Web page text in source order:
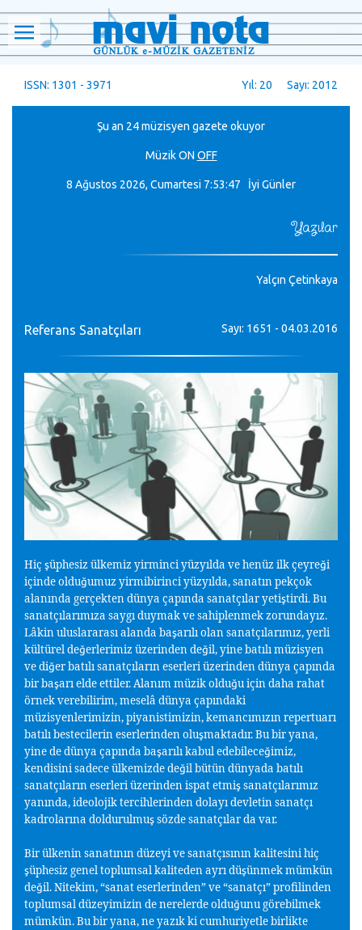
ISSN: 1301 - 3971 Yıl: 20 Sayı: 2012
Şu an 24 müzisyen gazete okuyor
MüzikON OFF
8 Ağustos 2026, Cumartesi 7:53:48 İyi Günler
Yazılar
Yalçın Çetinkaya
Referans Sanatçıları Sayı: 1651 - 04.03.2016
Hiç şüphesiz ülkemiz yirminci yüzyılda ve henüz ilk çeyreği
içinde olduğumuz yirmibirinci yüzyılda, sanatın pekçok
alanında gerçekten dünya çapında sanatçılar yetiştirdi. Bu
sanatçılarımıza saygı duymak ve sahiplenmek zorundayız.
Lâkin uluslararası alanda başarılı olan sanatçılarımız, yerli
kültürel değerlerimiz üzerinden değil, yine batılı müzisyen
ve diğer batılı sanatçıların eserleri üzerinden dünya çapında
bir başarı elde ettiler. Alanım müzik olduğu için daha rahat
örnek verebilirim, meselâ dünya çapındaki
müzisyenlerimizin, piyanistimizin, kemancımızın repertuarı
batılı bestecilerin eserlerinden oluşmaktadır. Bu bir yana,
yine de dünya çapında başarılı kabul edebileceğimiz,
kendisini sadece ülkemizde değil bütün dünyada batılı
sanatçıların eserleri üzerinden ispat etmiş sanatçılarımız
yanında, ideolojik tercihlerinden dolayı devletin sanatçı
kadrolarına doldurulmuş sözde sanatçılar da var.
Bir ülkenin sanatının düzeyi ve sanatçısının kalitesini hiç
şüphesiz genel toplumsal kaliteden ayrı düşünmek mümkün
değil. Nitekim, “sanat eserlerinden” ve “sanatçı” profilinden
toplumsal düzeyimizin de nerelerde olduğunu görebilmek
mümkün. Bu bir yana, ne yazık ki cumhuriyetle birlikte